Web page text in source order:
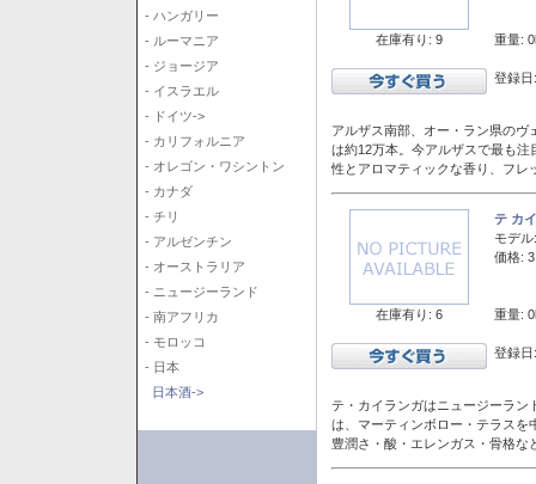
- ハンガリー
- ルーマニア
- ジョージア
- イスラエル
- ドイツ->
- カリフォルニア
- オレゴン・ワシントン
- カナダ
- チリ
- アルゼンチン
- オーストラリア
- ニュージーランド
- 南アフリカ
- モロッコ
- 日本
日本酒->
在庫有り: 9 重量:
登録
アルザス南部、オー・ラン県の
は約12万本。今アルザスで最も
性とアロマティックな香り、フレ
在庫有り: 6
テ カ
モデル:
価格:
重量:
登録
テ・カイランガはニュージーラン
は、マーティンボロー・テラスを
豊潤さ・酸・エレンガス・骨格